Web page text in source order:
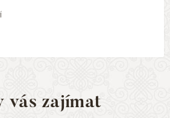
vás zajímat